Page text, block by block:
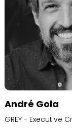
André Gola
GREY - Executive